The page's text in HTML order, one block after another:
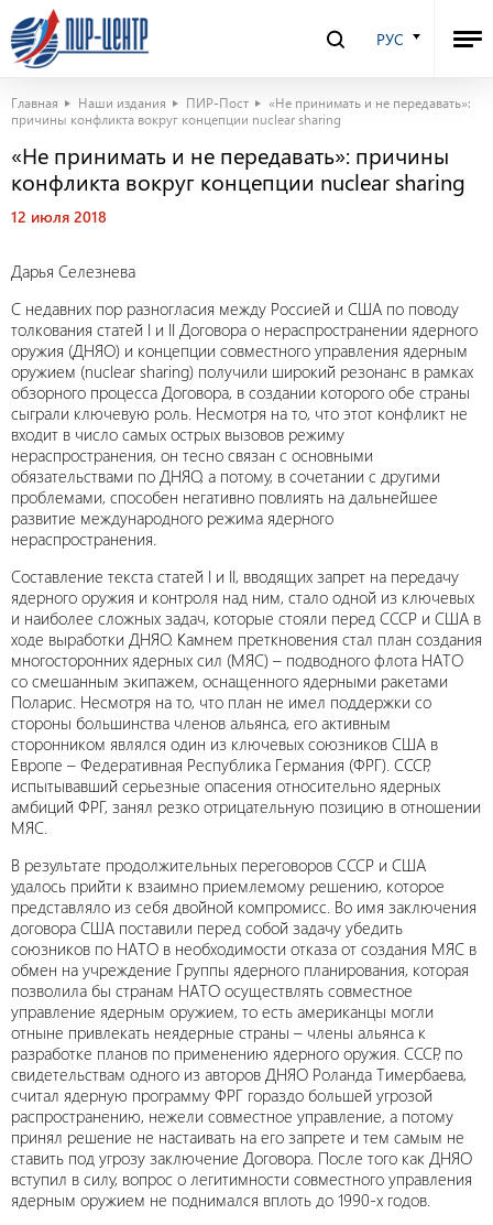
РУС
Главная Наши издания ПИР-Пост
«Не принимать и не передавать»:
причины конфликта вокруг концепции nuclear sharing
«Не принимать и не передавать»: причины
конфликта вокруг концепции nuclear sharing
12 июля 2018
Дарья Селезнева
С недавних пор разногласия между Россией и США по поводу
толкования статей I и II Договора о нераспространении ядерного
оружия (ДНЯО) и концепции совместного управления ядерным
оружием (nuclear sharing) получили широкий резонанс в рамках
обзорного процесса Договора, в создании которого обе страны
сыграли ключевую роль. Несмотря на то, что этот конфликт не
входит в число самых острых вызовов режиму
нераспространения, он тесно связан с основными
обязательствами по ДНЯО, а потому, в сочетании с другими
проблемами, способен негативно повлиять на дальнейшее
развитие международного режима ядерного
нераспространения.
Составление текста статей I и II, вводящих запрет на передачу
ядерного оружия и контроля над ним, стало одной из ключевых
и наиболее сложных задач, которые стояли перед СССР и США в
ходе выработки ДНЯО. Камнем преткновения стал план создания
многосторонних ядерных сил (МЯС) – подводного флота НАТО
со смешанным экипажем, оснащенного ядерными ракетами
Поларис. Несмотря на то, что план не имел поддержки со
стороны большинства членов альянса, его активным
сторонником являлся один из ключевых союзников США в
Европе – Федеративная Республика Германия (ФРГ). СССР,
испытывавший серьезные опасения относительно ядерных
амбиций ФРГ, занял резко отрицательную позицию в отношении
МЯС.
В результате продолжительных переговоров СССР и США
удалось прийти к взаимно приемлемому решению, которое
представляло из себя двойной компромисс. Во имя заключения
договора США поставили перед собой задачу убедить
союзников по НАТО в необходимости отказа от создания МЯС в
обмен на учреждение Группы ядерного планирования, которая
позволила бы странам НАТО осуществлять совместное
управление ядерным оружием, то есть американцы могли
отныне привлекать неядерные страны – члены альянса к
разработке планов по применению ядерного оружия. СССР, по
свидетельствам одного из авторов ДНЯО Роланда Тимербаева,
считал ядерную программу ФРГ гораздо большей угрозой
распространению, нежели совместное управление, а потому
принял решение не настаивать на его запрете и тем самым не
ставить под угрозу заключение Договора. После того как ДНЯО
вступил в силу, вопрос о легитимности совместного управления
ядерным оружием не поднимался вплоть до 1990-х годов.